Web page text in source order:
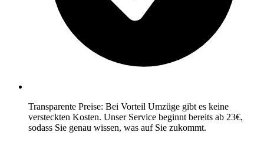
Transparente Preise: Bei Vorteil Umzüge gibt es keine
versteckten Kosten. Unser Service beginnt bereits ab 23€,
sodass Sie genau wissen, was auf Sie zukommt.